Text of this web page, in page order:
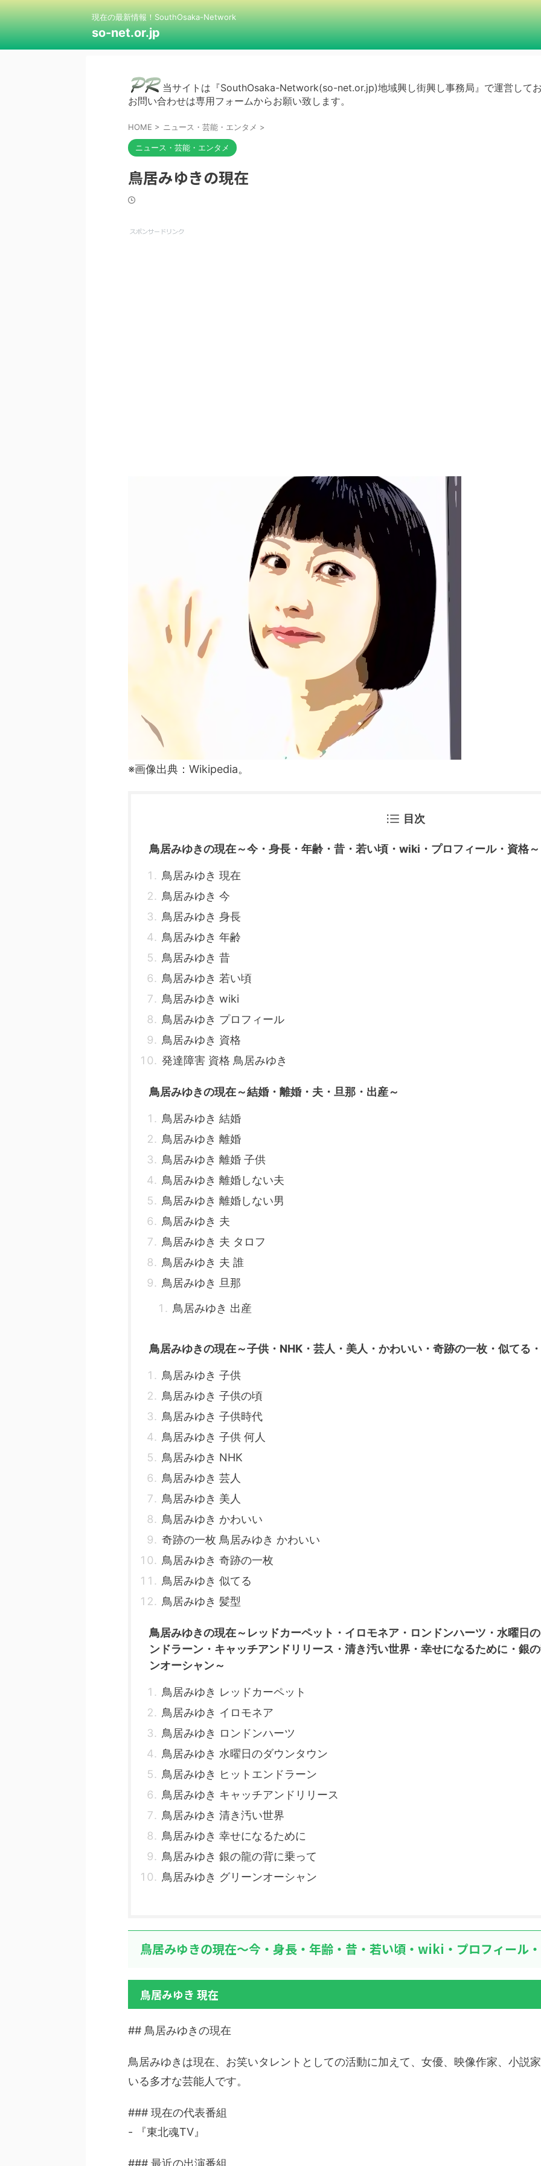
現在の最新情報！SouthOsaka-Network
so-net.or.jp
当サイトは『SouthOsaka-Network(so-net.or.jp)地域興し街興し事務局』で運営して
お問い合わせは専用フォームからお願い致します。
HOME > ニュース・芸能・エンタメ >
ニュース・芸能・エンタメ
鳥居みゆきの現在
※画像出典：Wikipedia。
目次
鳥居みゆきの現在～今・身長・年齢・昔・若い頃・wiki・プロフィール・資格～
鳥居みゆき 現在
鳥居みゆき 今
鳥居みゆき 身長
鳥居みゆき 年齢
鳥居みゆき 昔
鳥居みゆき 若い頃
鳥居みゆき wiki
鳥居みゆき プロフィール
鳥居みゆき 資格
発達障害 資格 鳥居みゆき
鳥居みゆきの現在～結婚・離婚・夫・旦那・出産～
鳥居みゆき 結婚
鳥居みゆき 離婚
鳥居みゆき 離婚 子供
鳥居みゆき 離婚しない夫
鳥居みゆき 離婚しない男
鳥居みゆき 夫
鳥居みゆき 夫 タロフ
鳥居みゆき 夫 誰
鳥居みゆき 旦那
鳥居みゆき 出産
鳥居みゆきの現在～子供・NHK・芸人・美人・かわいい・奇跡の一枚・似てる
鳥居みゆき 子供
鳥居みゆき 子供の頃
鳥居みゆき 子供時代
鳥居みゆき 子供 何人
鳥居みゆき NHK
鳥居みゆき 芸人
鳥居みゆき 美人
鳥居みゆき かわいい
奇跡の一枚 鳥居みゆき かわいい
鳥居みゆき 奇跡の一枚
鳥居みゆき 似てる
鳥居みゆき 髪型
鳥居みゆきの現在～レッドカーペット・イロモネア・ロンドンハーツ・水曜日
ンドラーン・キャッチアンドリリース・清き汚い世界・幸せになるために・銀
ンオーシャン～
鳥居みゆき レッドカーペット
鳥居みゆき イロモネア
鳥居みゆき ロンドンハーツ
鳥居みゆき 水曜日のダウンタウン
鳥居みゆき ヒットエンドラーン
鳥居みゆき キャッチアンドリリース
鳥居みゆき 清き汚い世界
鳥居みゆき 幸せになるために
鳥居みゆき 銀の龍の背に乗って
鳥居みゆき グリーンオーシャン
鳥居みゆきの現在～今・身長・年齢・昔・若い頃・wiki・プロフィール
鳥居みゆき 現在
## 鳥居みゆきの現在
鳥居みゆきは現在、お笑いタレントとしての活動に加えて、女優、映像作家、小説
いる多才な芸能人です。
### 現在の代表番組
- 『東北魂TV』
### 最近の出演番組